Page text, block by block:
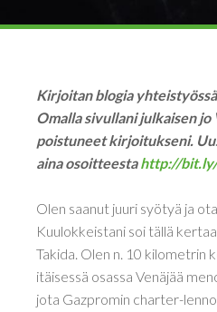
Kirjoitan blogia
Omalla sivullani julkaisen
poistuneet kirjoitukseni.
aina osoitteestahttp://bit.ly/
Olen saanut juuri syötyä ja
Kuulokkeistani soi tällä
Takida. Olen n. 10 kilometrin
itäisessä osassa Venäjää
jota Gazpromin charter-